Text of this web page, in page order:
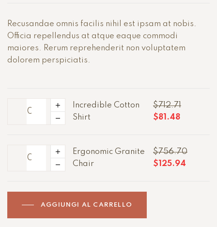
Recusandae omnis facilis nihil est ipsam at nobis.
Officia repellendus at atque eaque commodi
maiores. Rerum reprehenderit non voluptatem
dolorem perspiciatis.
Incredible Cotton
Shirt
$712.71
$81.48
Ergonomic Granite
Chair
$756.70
$ 125.94
AGGIUNGI AL CARRELLO